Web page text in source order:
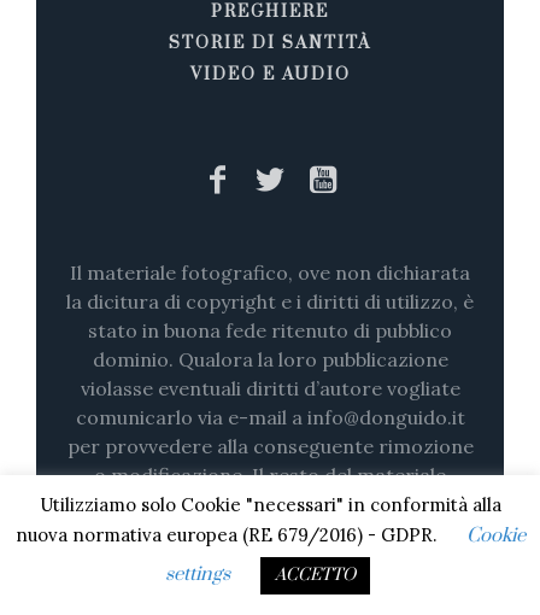
PREGHIERE
STORIE DI SANTITÀ
VIDEO E AUDIO
Il materiale fotografico, ove non dichiarata
la dicitura di copyright e i diritti di utilizzo, è
stato in buona fede ritenuto di pubblico
dominio. Qualora la loro pubblicazione
violasse eventuali diritti d’autore vogliate
comunicarlo via e-mail a info@donguido.it
per provvedere alla conseguente rimozione
o modificazione. Il resto del materiale
testuale è di proprietà del Monsignor Guido
Marini ed è coperto da copyright. Non è
consentita alcuna loro riproduzione,
nemmeno parziale (su stampa o in digitale)
Utilizziamo solo Cookie "necessari" in conformità alla
nuova normativa europea (RE 679/2016) - GDPR.
Cookie
settings
ACCETTO